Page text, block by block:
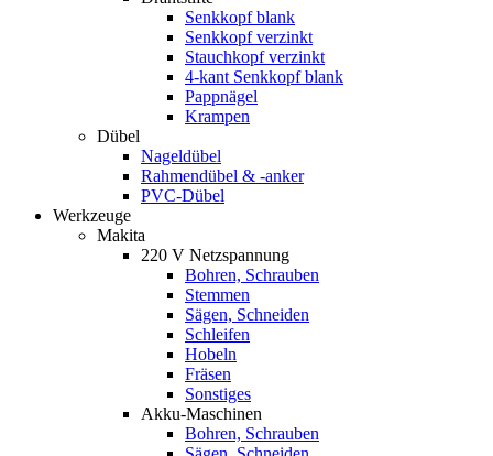
Senkkopf blank
Senkkopf verzinkt
Stauchkopf verzinkt
4-kant Senkkopf blank
Pappnägel
Krampen
Dübel
Nageldübel
Rahmendübel & -anker
PVC-Dübel
Werkzeuge
Makita
220 V Netzspannung
Bohren, Schrauben
Stemmen
Sägen, Schneiden
Schleifen
Hobeln
Fräsen
Sonstiges
Akku-Maschinen
Bohren, Schrauben